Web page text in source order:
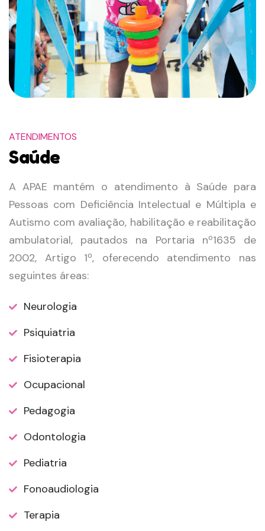
ATENDIMENTOS
Saúde
A APAE mantém o atendimento à Saúde para
Pessoas com Deficiência Intelectual e Múltipla e
Autismo com avaliação, habilitação e reabilitação
ambulatorial, pautados na Portaria nº1635 de
2002, Artigo 1º, oferecendo atendimento nas
seguintes áreas:
Neurologia
Psiquiatria
Fisioterapia
Ocupacional
Pedagogia
Odontologia
Pediatria
Fonoaudiologia
Terapia